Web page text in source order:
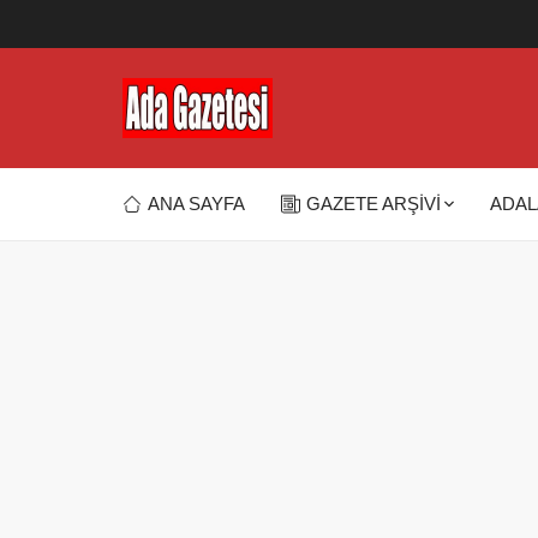
ANA SAYFA GAZETE ARŞİVİ